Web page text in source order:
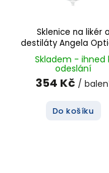
Sklenice na likér a
destiláty Angela
ml, 6 ks
Skladem - ihned
odeslání
354 Kč /
Do košíku